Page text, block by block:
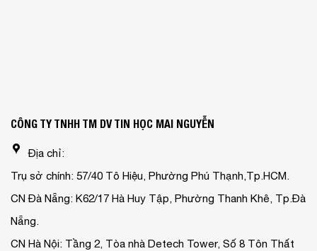
CÔNG TY TNHH TM DV TIN HỌC MAI NGUYỄN
Địa chỉ:
Trụ sở chính: 57/40 Tô Hiệu, Phường Phú Thạnh,Tp.HCM.
CN Đà Nẵng: K62/17 Hà Huy Tập, Phường Thanh Khê, Tp.Đà
Nẵng.
CN Hà Nội: Tầng 2, Tòa nhà Detech Tower, Số 8 Tôn Thất